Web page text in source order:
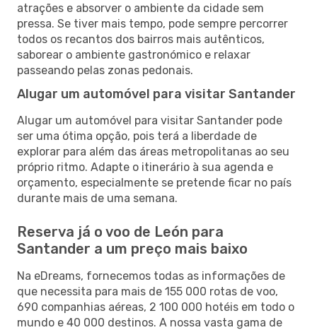
atrações e absorver o ambiente da cidade sem
pressa. Se tiver mais tempo, pode sempre percorrer
todos os recantos dos bairros mais autênticos,
saborear o ambiente gastronómico e relaxar
passeando pelas zonas pedonais.
Alugar um automóvel para visitar Santander
Alugar um automóvel para visitar Santander pode
ser uma ótima opção, pois terá a liberdade de
explorar para além das áreas metropolitanas ao seu
próprio ritmo. Adapte o itinerário à sua agenda e
orçamento, especialmente se pretende ficar no país
durante mais de uma semana.
Reserva já o voo de León para
Santander a um preço mais baixo
Na eDreams, fornecemos todas as informações de
que necessita para mais de 155 000 rotas de voo,
690 companhias aéreas, 2 100 000 hotéis em todo o
mundo e 40 000 destinos. A nossa vasta gama de